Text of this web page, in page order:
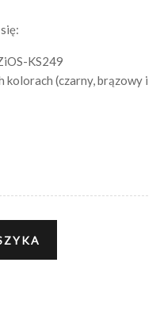
KS249
(czarny, brązowy i